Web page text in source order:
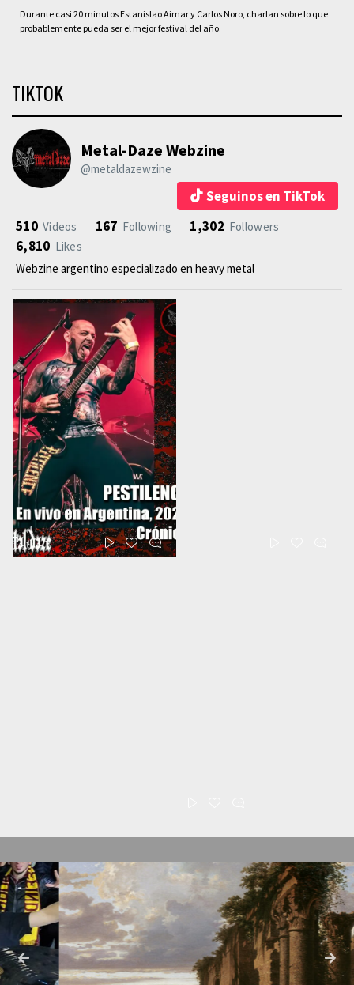
Durante casi 20 minutos Estanislao Aimar y Carlos Noro, charlan sobre lo que
probablemente pueda ser el mejor festival del año.
TIKTOK
Metal-Daze Webzine
@metaldazewzine
Seguinos en TikTok
510 Videos 167 Following 1,302 Followers
6,810 Likes
Webzine argentino especializado en heavy metal